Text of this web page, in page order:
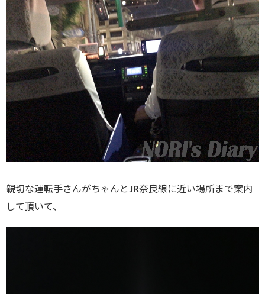
親切な運転手さんがちゃんとJR奈良線に近い場所まで案内
して頂いて、